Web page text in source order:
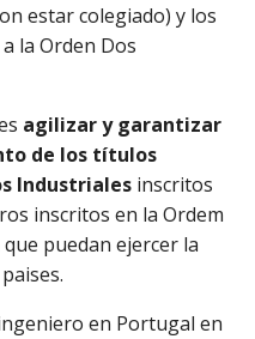
estar colegiado) y los
la Orden Dos
agilizar y garantizar
de los títulos
Industriales inscritos
inscritos en la Ordem
puedan ejercer la
en Portugal en